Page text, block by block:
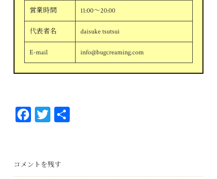
営業時間 11:00～20:00
代表者名 daisuke tsutsui
E-mail info@bugcreaming.com
Fa
ok
T
er
コメントを残す